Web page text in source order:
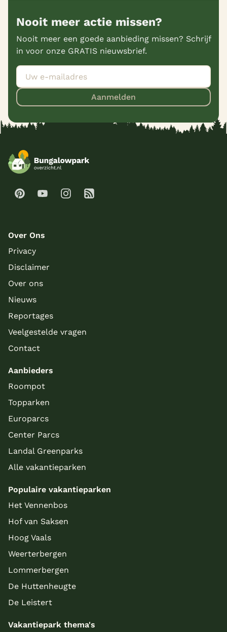
Nooit meer actie missen?
Nooit meer een goede aanbieding missen? Schrijf
in voor onze GRATIS nieuwsbrief.
Aanmelden
Over Ons
Privacy
Disclaimer
Over ons
Nieuws
Reportages
Veelgestelde vragen
Contact
Aanbieders
Roompot
Topparken
Europarcs
Center Parcs
Landal Greenparks
Alle vakantieparken
Populaire vakantieparken
Het Vennenbos
Hof van Saksen
Hoog Vaals
Weerterbergen
Lommerbergen
De Huttenheugte
De Leistert
Vakantiepark thema's